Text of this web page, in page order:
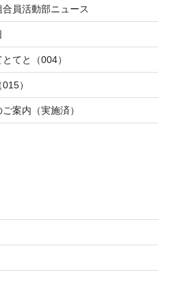
員活動部ニュース
てと（004）
）
案内（実施済）